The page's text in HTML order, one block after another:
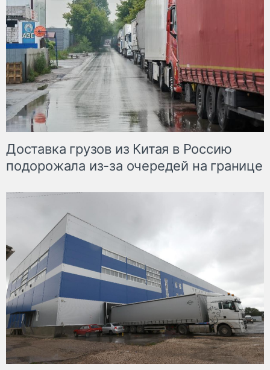
Доставка грузов из Китая в Россию
подорожала из-за очередей на границе